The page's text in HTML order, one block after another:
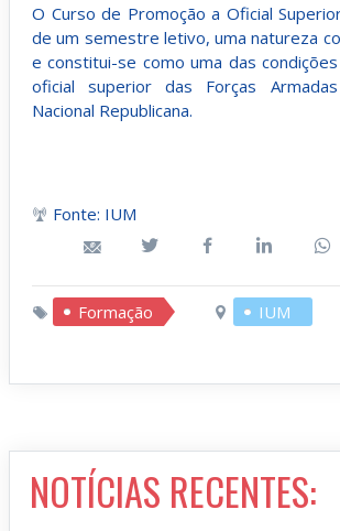
O Curso de Promoção a Oficial
de um semestre letivo, uma natureza
e constitui-se como uma das
oficial superior das Forças
Nacional Republicana.
Fonte: IUM
Formação
IUM
NOTÍCIAS RECENTES: